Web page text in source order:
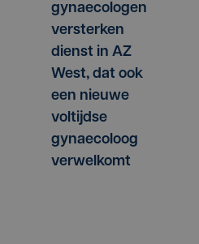
gynaecologen
versterken
dienst in AZ
West, dat ook
een nieuwe
voltijdse
gynaecoloog
verwelkomt